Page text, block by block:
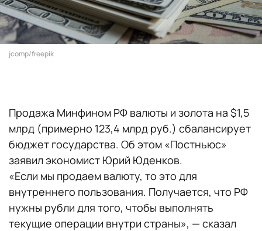
jcomp/freepik
Продажа Минфином РФ валюты и золота на $1,5
млрд (примерно 123,4 млрд руб.) сбалансирует
бюджет государства. Об этом «Постньюс»
заявил экономист Юрий Юденков.
«Если мы продаем валюту, то это для
внутреннего пользования. Получается, что РФ
нужны рубли для того, чтобы выполнять
текущие операции внутри страны», — сказал